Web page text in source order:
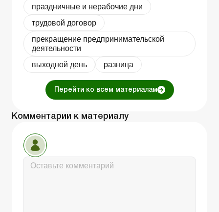
праздничные и нерабочие дни
трудовой договор
прекращение предпринимательской
деятельности
выходной день
разница
Перейти ко всем материалам
Комментарии к материалу